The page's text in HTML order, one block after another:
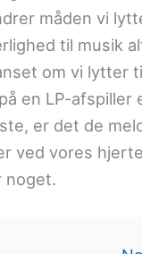
måden vi
til musik
om vi lytter
en LP-afspiller
er det de
ved vores
noget.